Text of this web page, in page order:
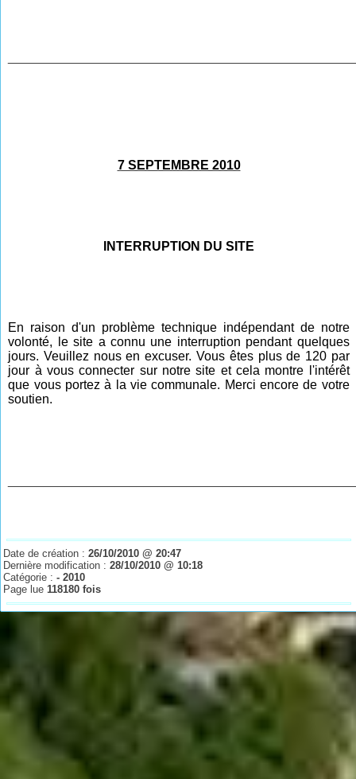
7 SEPTEMBRE 2010
INTERRUPTION DU SITE
En raison d'un problème technique indépendant de notre
volonté, le site a connu une interruption pendant quelques
jours. Veuillez nous en excuser. Vous êtes plus de 120 par
jour à vous connecter sur notre site et cela montre l'intérêt
que vous portez à la vie communale. Merci encore de votre
soutien.
Date de création :26/10/2010 @ 20:47
Dernière modification :28/10/2010 @ 10:18
Catégorie :- 2010
Page lue 118180 fois